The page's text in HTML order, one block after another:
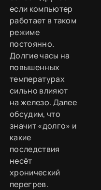
если компьютер
работает в таком
режиме
постоянно.
Долгие часы на
повышенных
температурах
сильно влияют
на железо. Далее
обсудим, что
значит «долго» и
какие
последствия
несёт
хронический
перегрев.